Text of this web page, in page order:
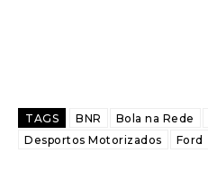
TAGS BNR Bola na Rede
Desportos Motorizados
Ford